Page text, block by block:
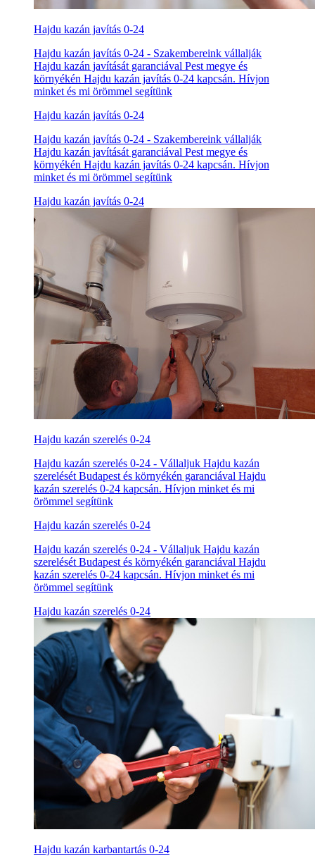
Hajdu kazán javítás 0-24
Hajdu kazán javítás 0-24 - Szakembereink vállalják
Hajdu kazán javítását garanciával Pest megye és
környékén Hajdu kazán javítás 0-24 kapcsán. Hívjon
minket és mi örömmel segítünk
Hajdu kazán javítás 0-24
Hajdu kazán javítás 0-24 - Szakembereink vállalják
Hajdu kazán javítását garanciával Pest megye és
környékén Hajdu kazán javítás 0-24 kapcsán. Hívjon
minket és mi örömmel segítünk
Hajdu kazán javítás 0-24
Hajdu kazán szerelés 0-24
Hajdu kazán szerelés 0-24 - Vállaljuk Hajdu kazán
szerelését Budapest és környékén garanciával Hajdu
kazán szerelés 0-24 kapcsán. Hívjon minket és mi
örömmel segítünk
Hajdu kazán szerelés 0-24
Hajdu kazán szerelés 0-24 - Vállaljuk Hajdu kazán
szerelését Budapest és környékén garanciával Hajdu
kazán szerelés 0-24 kapcsán. Hívjon minket és mi
örömmel segítünk
Hajdu kazán szerelés 0-24
Hajdu kazán karbantartás 0-24